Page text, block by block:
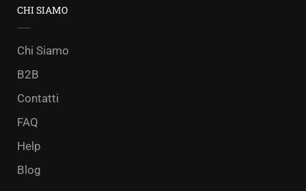
CHI SIAMO
Chi Siamo
B2B
Contatti
FAQ
Help
Blog